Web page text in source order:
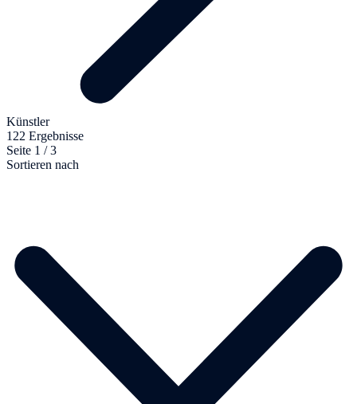
Künstler
122 Ergebnisse
Seite 1 / 3
Sortieren nach